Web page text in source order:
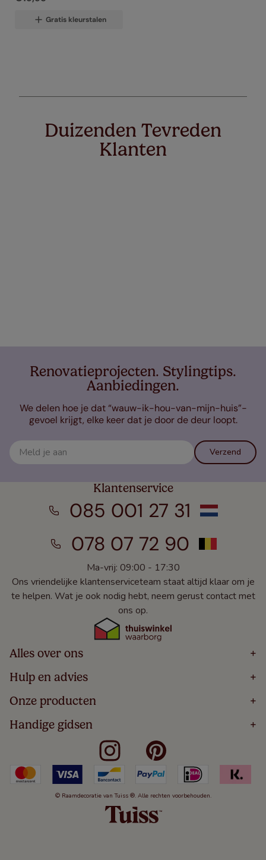
Gratis kleurstalen
Duizenden Tevreden
Klanten
Renovatieprojecten. Stylingtips.
Aanbiedingen.
We delen hoe je dat “wauw-ik-hou-van-mijn-huis”-
gevoel krijgt, elke keer dat je door de deur loopt.
Verzend
Klantenservice
085 001 27 31
078 07 72 90
Ma-vrij: 09:00 - 17:30
Ons vriendelijke klantenserviceteam staat altijd klaar om je
te helpen. Wat je ook nodig hebt, neem gerust contact met
ons op.
Alles over ons +
Home
Over
Bestellen
Winacties
Veelgestelde Vragen
Hulp en advies +
Volg Je Bestelling
Levering
5 Jaar Garantie
Algemene Voorwaarden
Kindveiligheid
Cookies
Herroepingsrecht
Onze producten +
Houten Jaloezieën
Rolgordijnen
Verticale Jaloezieën
Duo Rolgordijnen
Duo Plisségordijnen
Handige gidsen +
Meten Voor Raamdecoratie
Badkamer Raamdecoratie
Slaapkamer Raamdecoratie
Keuken Raamdecoratie
De Jaloezieën Gids
Jaloezieënwoordenboek
© Raamdecoratie van Tuiss ®. Alle rechten voorbehouden.